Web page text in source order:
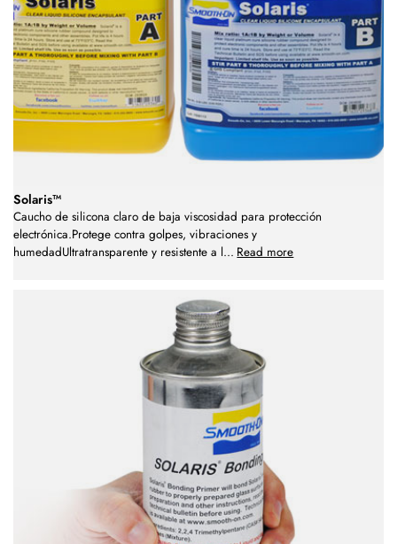
Solaris™
Caucho de silicona claro de baja viscosidad para protección
electrónica.Protege contra golpes, vibraciones y
humedadUltratransparente y resistente a l... Read more